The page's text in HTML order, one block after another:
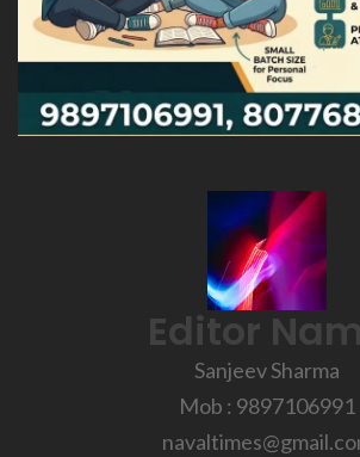
Editor
Sanjeev Sharma
Mob : 9897106991